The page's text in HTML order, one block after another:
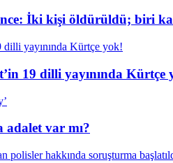
İki kişi öldürüldü; biri
19 dilli yayınında Kürtçe
adalet var mı?